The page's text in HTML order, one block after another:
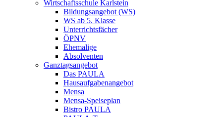
Wirtschaftsschule Karlstein
Bildungsangebot (WS)
WS ab 5. Klasse
Unterrichtsfächer
ÖPNV
Ehemalige
Absolventen
Ganztagsangebot
Das PAULA
Hausaufgabenangebot
Mensa
Mensa-Speiseplan
Bistro PAULA